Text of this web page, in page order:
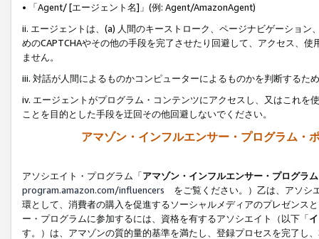
• 「Agent/ [エージェント名]」(例: Agent/AmazonAgent)
ii. エージェントは、(a) 人間のキーストローク、ページナビゲーショ
めのCAPTCHAやその他の手段を完了させたり回避して、アクセス、
ません。
iii. 対話が人間によるものかコンピューターによるものかを判断するた
iv. エージェントがプログラム・コンテンツにアクセスし、又はこれ
ことを目的とした手段を迂回その他回避しないでください。
アマゾン・インフルエンサー・プログラム・
アソシエイト・プログラム「アマゾン・インフルエンサー・プログラム
program.amazon.com/influencers をご覧ください。）乙は、アソシ
環として、消費者の購入を促進するソーシャルメディアのプレゼンス
ー・プログラムに参加するには、資格を有するアソシエイト（以下「
す。）は、アマゾンの質的量的基準を満たし、登録プロセスを完了し、